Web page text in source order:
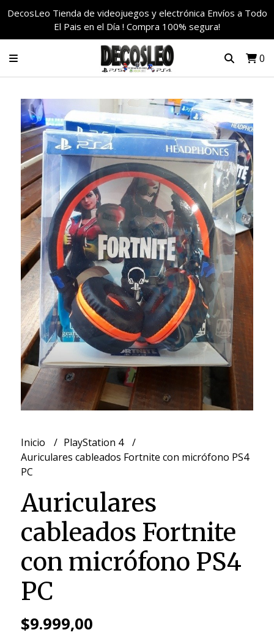
DecosLeo Tienda de videojuegos y electrónica Envíos a Todo
El Pais en el Día ! Compra 100% segura!
0
Inicio
PlayStation 4
Auriculares cableados Fortnite con micrófono PS4
PC
Auriculares
cableados Fortnite
con micrófono PS4
PC
$9.999,00